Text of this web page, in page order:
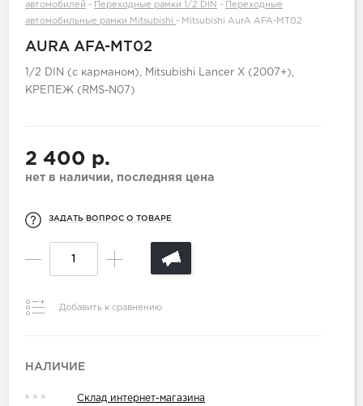
автомобилей - Переходные рамки 1/2 DIN -
Переходные
автомобильные рамки Mitsubishi - Mitsubishi AurA AFA-MT02
AURA AFA-MT02
1/2 DIN (с карманом), Mitsubishi Lancer X (2007+),
КРЕПЕЖ (RMS-N07)
2 400 р.
нет в наличии, последняя цена
ЗАДАТЬ ВОПРОС О ТОВАРЕ
Добавить к сравнению
НАЛИЧИЕ
Склад интернет-магазина